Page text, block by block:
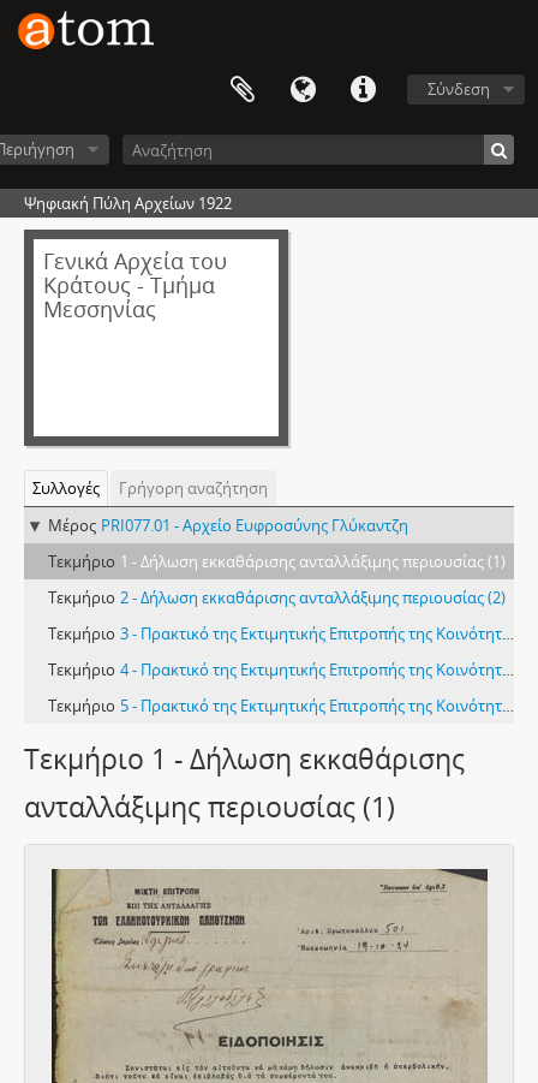
Σύνδεση
Ψηφιακή Πύλη Αρχείων 1922
Γενικά Αρχεία του
Κράτους - Τμήμα
Μεσσηνίας
Συλλογές
Γρήγορη αναζήτηση
Μέρος PRI077.01 - Αρχείο Ευφροσύνης Γλύκαντζη
Τεκμήριο 1 - Δήλωση εκκαθάρισης ανταλλάξιμης περιουσίας (1)
Τεκμήριο 2 - Δήλωση εκκαθάρισης ανταλλάξιμης περιουσίας (2)
Τεκμήριο 3 - Πρακτικό της Εκτιμητικής Επιτροπής της Κοινότητας Ελιγμών της Εκκλησιαστικής Επαρχίας Προύσας (1)
Τεκμήριο 4 - Πρακτικό της Εκτιμητικής Επιτροπής της Κοινότητας Ελιγμών της Εκκλησιαστικής Επαρχίας Προύσας (2)
Τεκμήριο 5 - Πρακτικό της Εκτιμητικής Επιτροπής της Κοινότητας Ελιγμών της Εκκλησιαστικής Επαρχίας Προύσας (3)
Τεκμήριο 1 - Δήλωση εκκαθάρισης
ανταλλάξιμης περιουσίας (1)